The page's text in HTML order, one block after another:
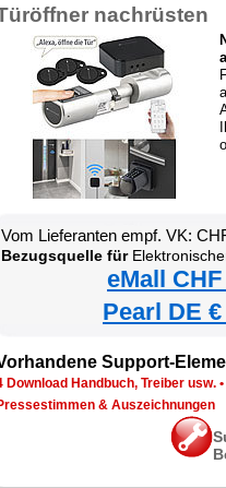
nachrüsten
Vom Lieferanten empf. VK:
Bezugsquelle fürElektronischer Tür-Schließzylinder
eMall
Pearl DE
Support-
Download Handbuch, Treiber usw. •
& Auszeichnungen